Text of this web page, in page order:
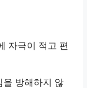
자극이 적고 편
을 방해하지 않